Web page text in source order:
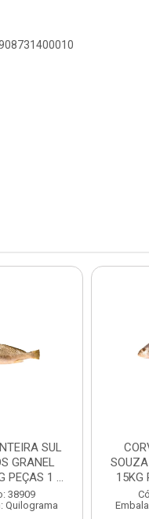
SUL
GRANEL
PEÇAS 1 A
38909
Quilograma
15KG